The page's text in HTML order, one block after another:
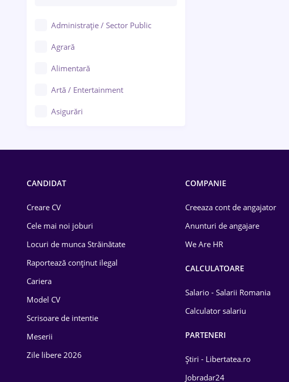
Administrație / Sector Public
Agrară
Alimentară
Artă / Entertainment
Asigurări
Drept
Educație / Training
Energetică
Farma
CANDIDAT
Creare CV
Cele mai noi joburi
Locuri de munca Străinătate
Raportează conținut ilegal
Cariera
Model CV
Scrisoare de intentie
Meserii
Zile libere 2026
COMPANIE
Creeaza cont de angajator
Anunturi de angajare
We Are HR
CALCULATOARE
Salario - Salarii Romania
Calculator salariu
PARTENERI
Știri - Libertatea.ro
Jobradar24